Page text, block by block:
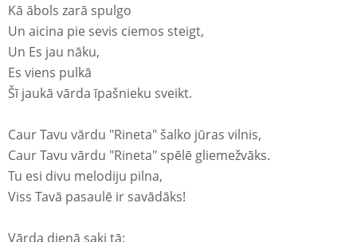
Kā ābols zarā spulgo
Un aicina pie sevis ciemos steigt,
Un Es jau nāku,
Es viens pulkā
Šī jaukā vārda īpašnieku sveikt.
Caur Tavu vārdu "Rineta" šalko jūras vilnis,
Caur Tavu vārdu "Rineta" spēlē gliemežvāks.
Tu esi divu melodiju pilna,
Viss Tavā pasaulē ir savādāks!
Vārda dienā saki tā: